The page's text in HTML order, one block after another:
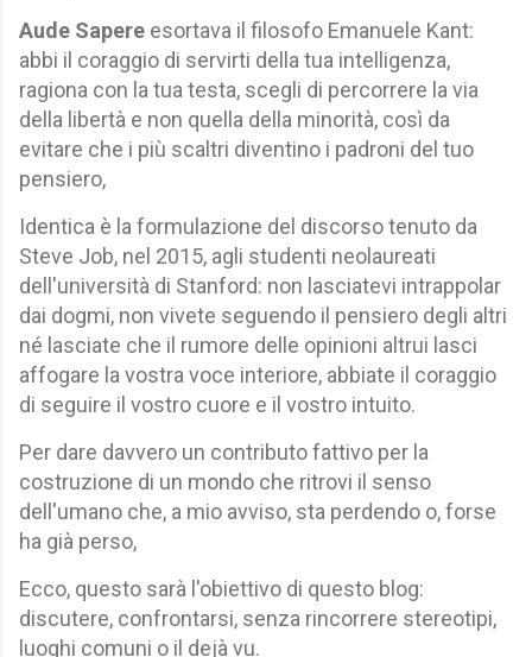
Aude Sapere esortava il filosofo Emanuele Kant:
abbi il coraggio di servirti della tua intelligenza,
ragiona con la tua testa, scegli di percorrere la via
della libertà e non quella della minorità, così da
evitare che i più scaltri diventino i padroni del tuo
pensiero,
Identica è la formulazione del discorso tenuto da
Steve Job, nel 2015, agli studenti neolaureati
dell'università di Stanford: non lasciatevi intrappolar
dai dogmi, non vivete seguendo il pensiero degli altri
né lasciate che il rumore delle opinioni altrui lasci
affogare la vostra voce interiore, abbiate il coraggio
di seguire il vostro cuore e il vostro intuito.
Per dare davvero un contributo fattivo per la
costruzione di un mondo che ritrovi il senso
dell'umano che, a mio avviso, sta perdendo o, forse
ha già perso,
Ecco, questo sarà l'obiettivo di questo blog:
discutere, confrontarsi, senza rincorrere stereotipi,
luoghi comuni o il dejà vu.